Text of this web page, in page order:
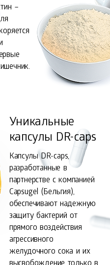
–
Уникальные
капсулы DR-сaps
Капсулы DR-сaps,
разработанные в
партнерстве с компанией
Capsugel (Бельгия),
обеспечивают надежную
защиту бактерий от
прямого воздействия
агрессивного
желудочного сока и их